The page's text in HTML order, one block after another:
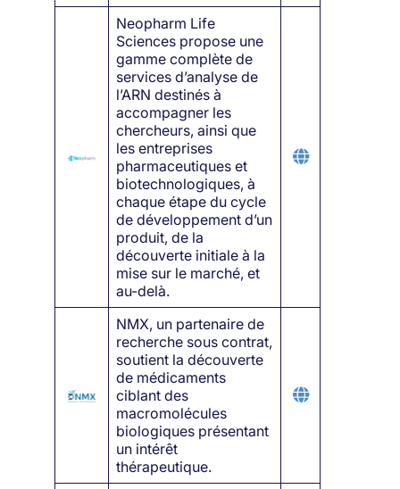
Neopharm Life
Sciences propose une
gamme complète de
services d’analyse de
l’ARN destinés à
accompagner les
chercheurs, ainsi que
les entreprises
pharmaceutiques et
biotechnologiques, à
chaque étape du cycle
de développement d’un
produit, de la
découverte initiale à la
mise sur le marché, et
au-delà.
NMX, un partenaire de
recherche sous contrat,
soutient la découverte
de médicaments
ciblant des
macromolécules
biologiques présentant
un intérêt
thérapeutique.